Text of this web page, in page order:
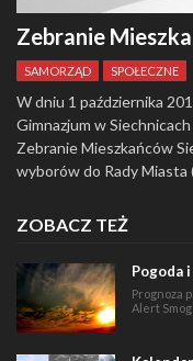
Zebranie
SAMORZĄD SPOŁECZNE
W dniu 1 października
Gimnazjum w
Zebranie Mieszkańców
wyborów do Rady
ZOBACZ TEŻ
Pogoda
Prognoza
Alert